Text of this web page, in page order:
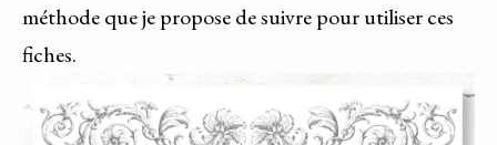
méthode que je propose de suivre pour utiliser ces
fiches.